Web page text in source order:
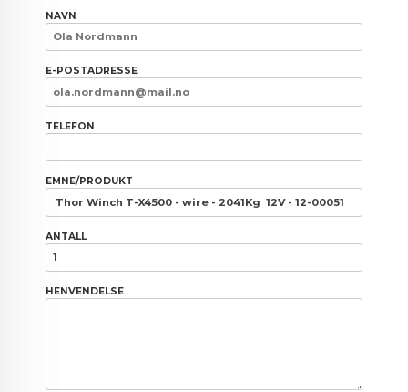
NAVN
E-POSTADRESSE
TELEFON
EMNE/PRODUKT
ANTALL
HENVENDELSE